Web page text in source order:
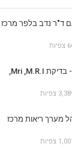
ד"ר נדב בלפר מרכז
מרכז רפואי שערי צדק - בדיקת Mri ,M.R.I,
צפיות
מערך ריאות מרכז
צפיות